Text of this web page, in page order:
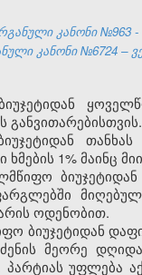
კანონი №963 -
კანონი №6724 –
განვითარებისთვის.
1% მაინც
ოდენობით.
ბიუჯეტიდან
მეორე
პარტიას უფლება